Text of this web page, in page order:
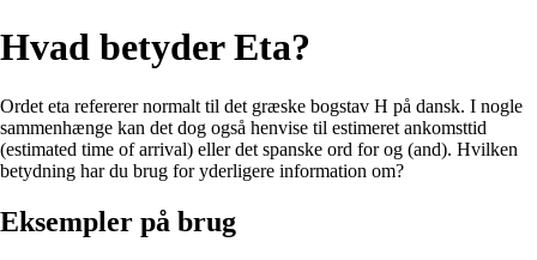
Hvad betyder Eta?
Ordet eta refererer normalt til det græske bogstav Η på dansk. I nogle
sammenhænge kan det dog også henvise til estimeret ankomsttid
(estimated time of arrival) eller det spanske ord for og (and). Hvilken
betydning har du brug for yderligere information om?
Eksempler på brug